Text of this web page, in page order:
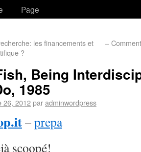
Page
les financements et
?
–
Being
1985
26, 2012paradminwordpress
–prepa
scoopé!